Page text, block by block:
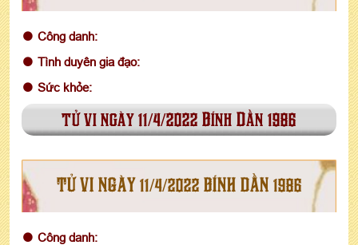
Công danh:
Tình duyên gia đạo:
Sức khỏe:
tử vi ngày 11/4/2022 Bính Dần 1986
TỬ VI NGÀY 11/4/2022 BÍNH DẦN 1986
Công danh: